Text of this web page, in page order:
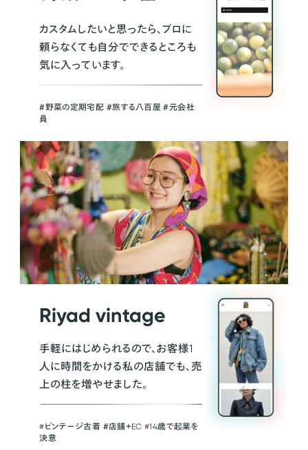
カスタムしたいと思ったら、プロに
頼らなくても自分でできるところも
気に入っています。
＃野菜の定期宅配 ＃旅する八百屋 ＃元会社
員
Riyad vintage
手軽にはじめられるので、お客様1
人に時間をかける私の店舗でも、売
上の柱を増やせました。
#ビンテージ古着 ＃店舗＋EC #14歳で起業を
決意